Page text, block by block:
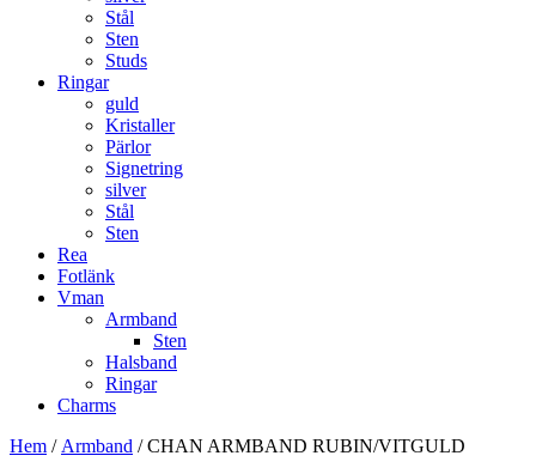
Stål
Sten
Studs
Ringar
guld
Kristaller
Pärlor
Signetring
silver
Stål
Sten
Rea
Fotlänk
Vman
Armband
Sten
Halsband
Ringar
Charms
Hem / Armband / CHAN ARMBAND RUBIN/VITGULD